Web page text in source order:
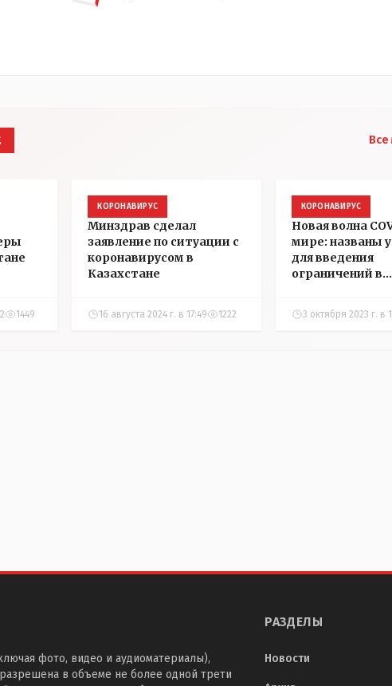
Все
1449
КОРОНАВИРУС
Минздрав сделал
заявление по ситуации с
коронавирусом в
Казахстане
16 августа 2024 г. в 17:49 1222
КОРОНАВИРУС
Новая волна
мире: названы
для введения
ограничений в
3 октября 2023 г. в
фото, видео и аудиоматериалы),
в объеме не более одной трети
РАЗДЕЛЫ
Новости